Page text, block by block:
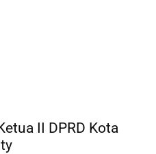
II DPRD Kota